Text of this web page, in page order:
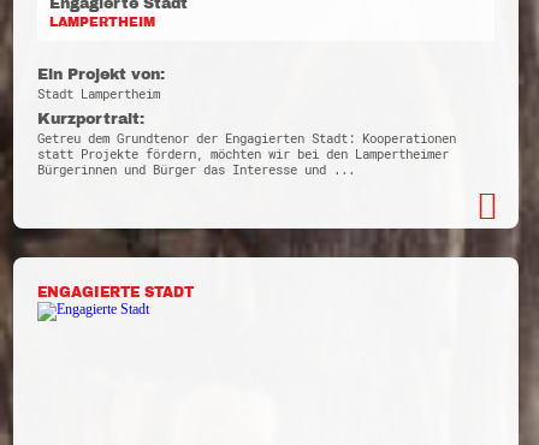
LAMPERTHEIM
Ein Projekt von:
Stadt Lampertheim
Kurzportrait:
Getreu dem Grundtenor der Engagierten Stadt: Kooperationen
statt Projekte fördern, möchten wir bei den Lampertheimer
Bürgerinnen und Bürger das Interesse und ...
ENGAGIERTE STADT